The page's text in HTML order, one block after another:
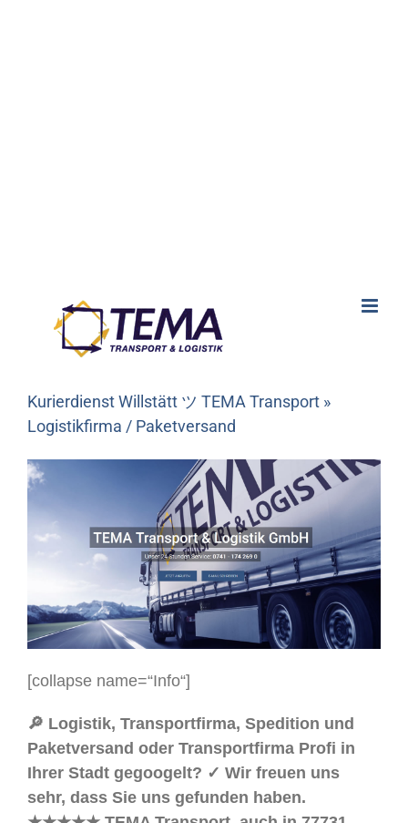
Kurierdienst Willstätt ツ TEMA Transport »
Logistikfirma / Paketversand
[collapse name=“Info“]
🔎 Logistik, Transportfirma, Spedition und
Paketversand oder Transportfirma Profi in
Ihrer Stadt gegoogelt? ✓ Wir freuen uns
sehr, dass Sie uns gefunden haben.